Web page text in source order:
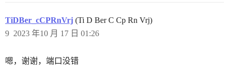
TiDBer_cCPRnVrj (Ti D Ber C Cp Rn Vrj)
2023 年10 月 17 日 01:26
9
嗯，谢谢，端口没错